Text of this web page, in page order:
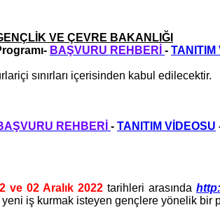
VE ÇEVRE BAKANLIĞI
BAŞVURU REHBERİ - TANITIM
sınırları içerisinden kabul edilecektir.
REHBERİ - TANITIM VİDEOSU
ve 02 Aralık 2022 tarihleri arasında
iş kurmak isteyen gençlere yönelik bir